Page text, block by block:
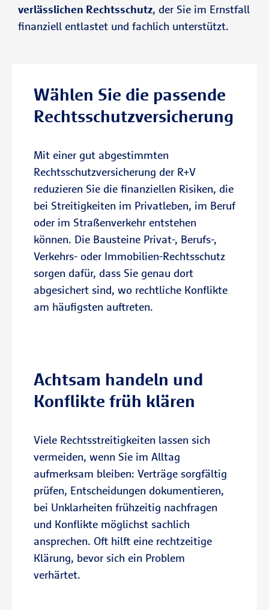
Telefonische Rechtsberatung und
rechtliche Orientierung und
unterstützt einvernehmliche
Zum Verkehrsrechtsschutz
Termin vereinbaren
So erhalten Sie rechtliche Unterstützung
genau dort, wo Konflikte häufig
Rechtsschutzes:
Konflikten rund um Ihr Objekt
Ganz gleich, ob es mit Vermieter,
Mieter, Nachbarn oder der
Hausverwaltung zu Konflikten
kommt: Der R+V-Immobilien-
Rechtsschutz schützt Sie bei
rechtlichen Auseinandersetzungen
rund um Haus, Wohnung oder
Grundstück.
Schutz für Mieter, Eigentümer und
vermietete Immobilien
abgeschlossen werden.
Kostenübernahme für anwaltliche
und gerichtliche Schritte
Die R+V übernimmt die gesetzlichen
Gebühren eines Rechtsverfahrens –
und gibt Ihnen im Streitfall
finanzielle Planungssicherheit.
Zum Immobilien-Rechtsschutz
verlässlichen Rechtsschutz, der Sie im Ernstfall
finanziell entlastet und fachlich unterstützt.
Wählen Sie die passende
Rechtsschutzversicherung
Mit einer gut abgestimmten
Rechtsschutzversicherung der R+V
reduzieren Sie die finanziellen Risiken, die
bei Streitigkeiten im Privatleben, im Beruf
oder im Straßenverkehr entstehen
können. Die Bausteine Privat-, Berufs-,
Verkehrs- oder Immobilien-Rechtsschutz
sorgen dafür, dass Sie genau dort
abgesichert sind, wo rechtliche Konflikte
am häufigsten auftreten.
Achtsam handeln und
Konflikte früh klären
Viele Rechtsstreitigkeiten lassen sich
vermeiden, wenn Sie im Alltag
aufmerksam bleiben: Verträge sorgfältig
prüfen, Entscheidungen dokumentieren,
bei Unklarheiten frühzeitig nachfragen
und Konflikte möglichst sachlich
ansprechen. Oft hilft eine rechtzeitige
Klärung, bevor sich ein Problem
verhärtet.